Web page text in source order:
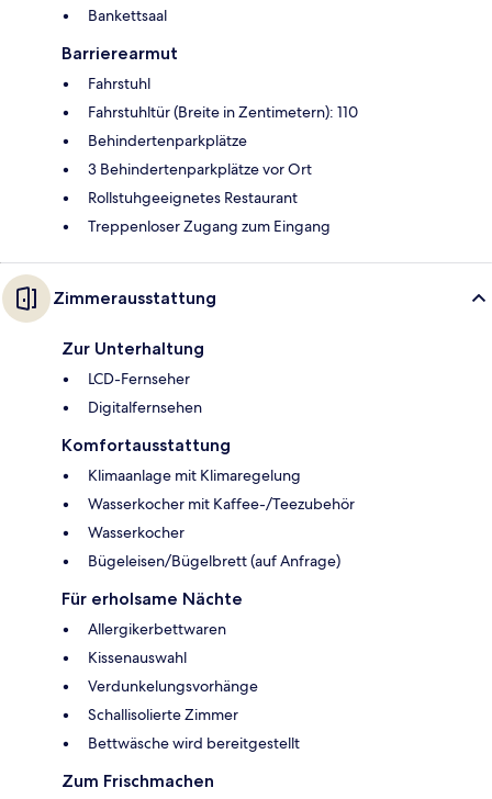
Bankettsaal
Barrierearmut
Fahrstuhl
Fahrstuhltür (Breite in Zentimetern): 110
Behindertenparkplätze
3 Behindertenparkplätze vor Ort
Rollstuhgeeignetes Restaurant
Treppenloser Zugang zum Eingang
Zimmerausstattung
Zur Unterhaltung
LCD-Fernseher
Digitalfernsehen
Komfortausstattung
Klimaanlage mit Klimaregelung
Wasserkocher mit Kaffee-/Teezubehör
Wasserkocher
Bügeleisen/Bügelbrett (auf Anfrage)
Für erholsame Nächte
Allergikerbettwaren
Kissenauswahl
Verdunkelungsvorhänge
Schallisolierte Zimmer
Bettwäsche wird bereitgestellt
Zum Frischmachen